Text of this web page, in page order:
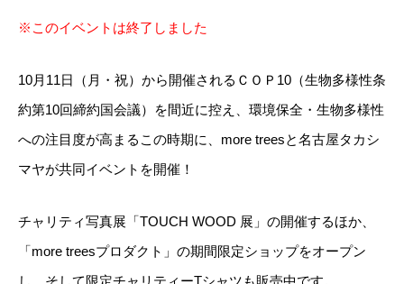
※このイベントは終了しました
10月11日（月・祝）から開催されるＣＯＰ10（生物多様性条
約第10回締約国会議）を間近に控え、環境保全・生物多様性
への注目度が高まるこの時期に、more treesと名古屋タカシ
マヤが共同イベントを開催！
チャリティ写真展「TOUCH WOOD 展」の開催するほか、
「more treesプロダクト」の期間限定ショップをオープン
し、そして限定チャリティーTシャツも販売中です。